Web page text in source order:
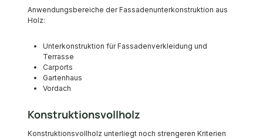
Anwendungsbereiche der Fassadenunterkonstruktion aus
Holz:
Unterkonstruktion für Fassadenverkleidung und
Terrasse
Carports
Gartenhaus
Vordach
Konstruktionsvollholz
Konstruktionsvollholz unterliegt noch strengeren Kriterien